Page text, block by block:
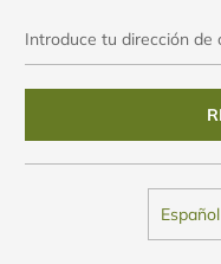
tu
dirección
de
electrónico
Español